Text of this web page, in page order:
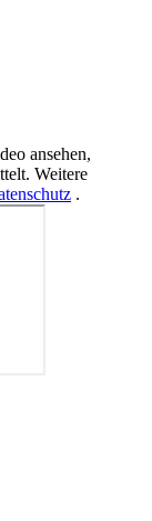
ansehen,
Weitere
.